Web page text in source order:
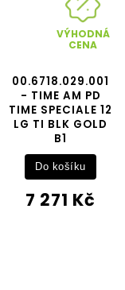
VÝHODNÁ
CENA
00.6718.029.001
- TIME AM PD
TIME SPECIALE 12
LG TI BLK GOLD
B1
7 271 Kč
Do košíku